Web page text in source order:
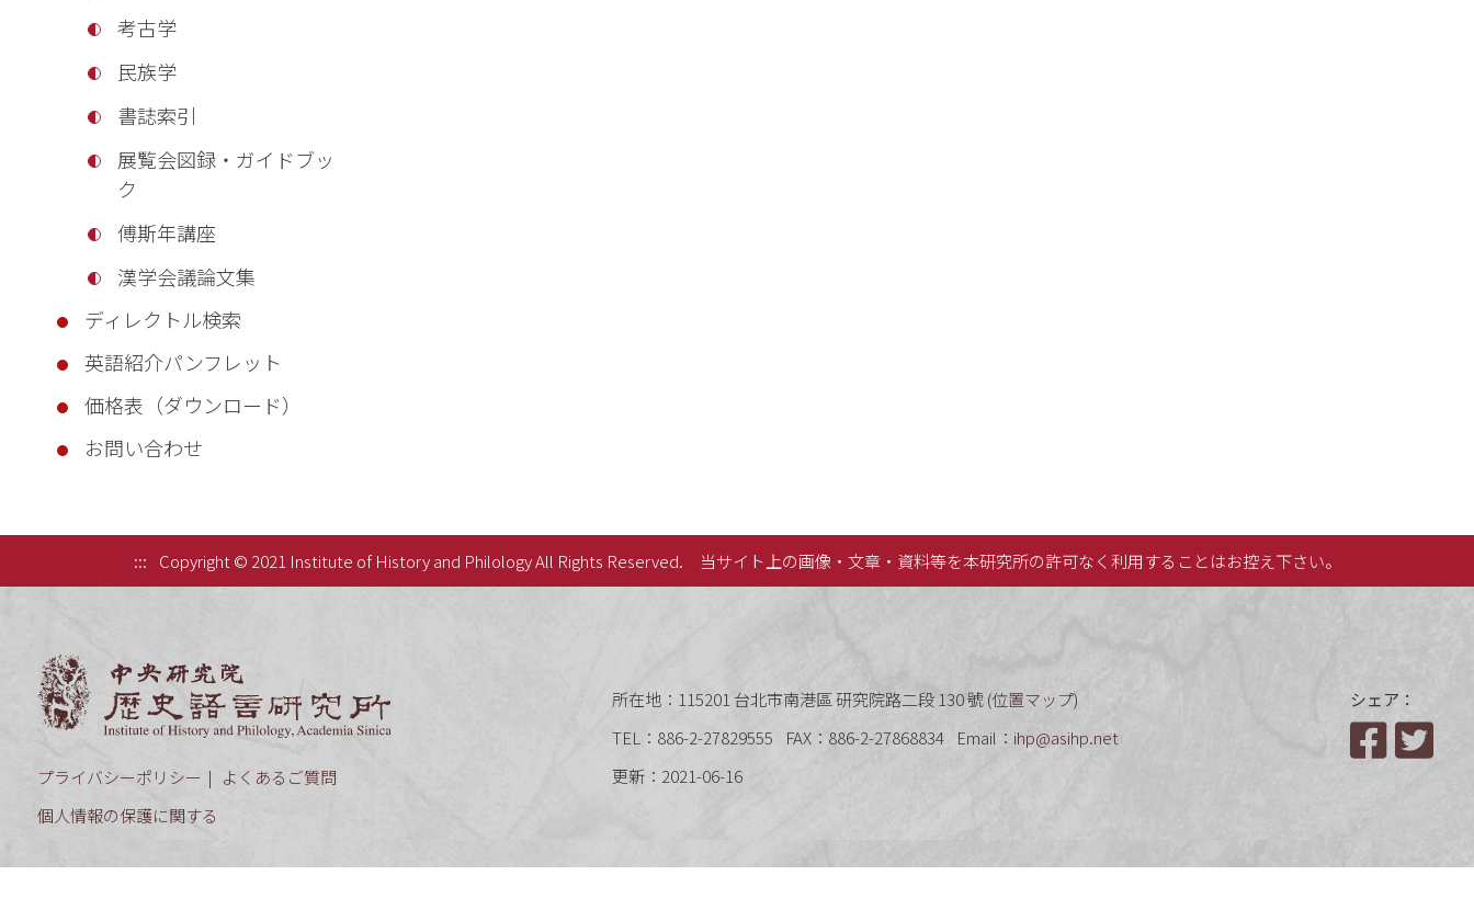
考古学
民族学
書誌索引
展覧会図録・ガイドブッ
ク
傅斯年講座
漢学会議論文集
ディレクトル検索
英語紹介パンフレット
価格表（ダウンロード）
お問い合わせ
::: Copyright © 2021 Institute of History and Philology All Rights Reserved. 当サイト上の画像・文章・資料等を本研究所の許可なく利用することはお控え下さい。
プライバシーポリシー
よくあるご質問
個人情報の保護に関する
所在地：115201 台北市南港區 研究院路二段 130 號 (位置マップ)
TEL：886-2-27829555
FAX：886-2-27868834 Email： ihp@asihp.net
更新：2021-06-16
シェア：
Facebook